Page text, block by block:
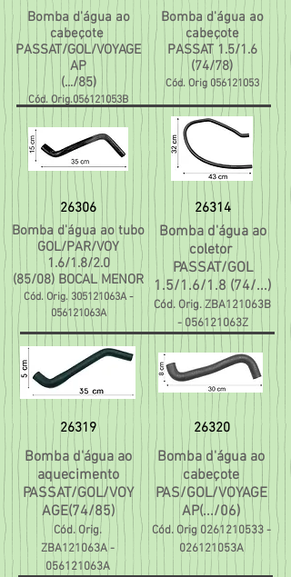
Bomba d'água ao
cabeçote
PASSAT/GOL/VOYAGE
AP
(.../85)
Cód. Orig.056121053B
Bomba d'água ao
cabeçote
PASSAT 1.5/1.6
(74/78)
Cód. Orig 056121053
26306
Bomba d'água ao tubo
GOL/PAR/VOY
1.6/1.8/2.0
(85/08) BOCAL MENOR
Cód. Orig. 305121063A -
056121063A
26314
Bomba d'água ao
coletor
PASSAT/GOL
1.5/1.6/1.8 (74/...)
Cód. Orig. ZBA121063B
- 056121063Z
26319
Bomba d'água ao
aquecimento
PASSAT/GOL/VOY
AGE(74/85)
Cód. Orig.
ZBA121063A -
056121063A
26320
Bomba d'água ao
cabeçote
PAS/GOL/VOYAGE
AP(.../06)
Cód. Orig 0261210533-
026121053A